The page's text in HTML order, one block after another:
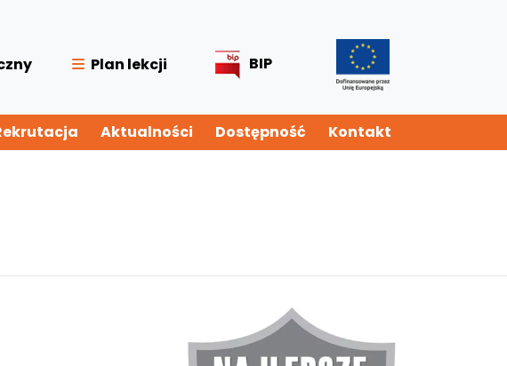
Plan lekcji BIP
Aktualności Dostępność Kontakt